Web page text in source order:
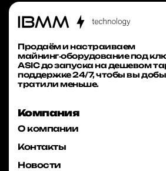
Продаём и настраиваем
майнинг‑оборудование под
ASIC до запуска на дешевом
поддержке 24/7, чтобы вы
тратили меньше.
Компания
О компании
Контакты
Новости